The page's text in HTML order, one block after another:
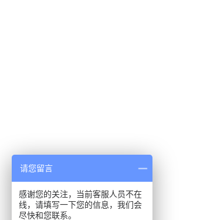
请您留言
感谢您的关注，当前客服人员不在
线，请填写一下您的信息，我们会
尽快和您联系。